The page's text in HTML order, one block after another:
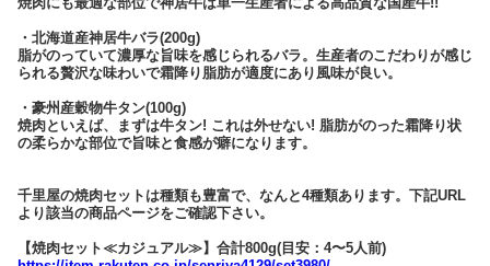
・北海道産神居牛バラ(200g)
脂がのっていて濃厚な旨味を感じられるバラ。生産者のこだわりが感じ
られる贅沢な味わいで霜降り脂肪が適度にあり風味が良い。
・豪州産穀物牛タン(100g)
焼肉といえば、まずは牛タン! これは外せない! 脂肪がのった霜降り状
の柔らかな部位で旨味と食感が癖になります。
千里屋の焼肉セットは種類も豊富で、なんと4種類あります。下記URL
より該当の商品ページをご確認下さい。
【焼肉セット≪カジュアル≫】合計800g(目安：4〜5人前)